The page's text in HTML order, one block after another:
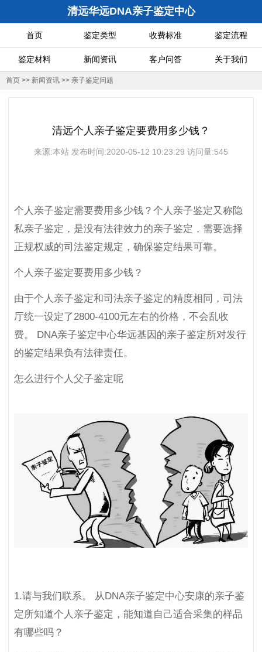
清远华远DNA亲子鉴定中心
首页 鉴定类型 收费标准 鉴定流程
鉴定材料 新闻资讯 客户问答 关于我们
首页 >> 新闻资讯 >> 亲子鉴定问题
清远个人亲子鉴定要费用多少钱？
来源:本站 发布时间:2020-05-12 10:23:29 访问量:545
个人亲子鉴定需要费用多少钱？个人亲子鉴定又称隐
私亲子鉴定，是没有法律效力的亲子鉴定，需要选择
正规权威的司法鉴定规定，确保鉴定结果可靠。
个人亲子鉴定要费用多少钱？
由于个人亲子鉴定和司法亲子鉴定的精度相同，司法
厅统一设定了2800-4100元左右的价格，不会乱收
费。 DNA亲子鉴定中心华远基因的亲子鉴定所对发行
的鉴定结果负有法律责任。
怎么进行个人父子鉴定呢
1.请与我们联系。 从DNA亲子鉴定中心安康的亲子鉴
定所知道个人亲子鉴定，能知道自己适合采集的样品
有哪些吗？